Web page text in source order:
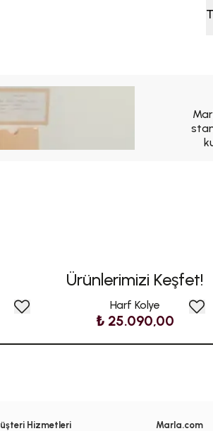
Ürünlerimizi Keşfet!
Harf Kolye
₺ 25.090,00
Hizmetleri Marla.com